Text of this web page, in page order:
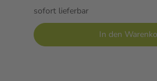
sofort lieferbar
In den